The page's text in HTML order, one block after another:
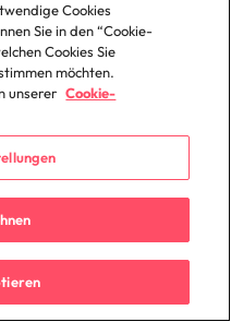
mit
unklar, so dass
der
von Marketo
Sekunden
Cookies
Sie in den “Cookie-
Cookies Sie
möchten.
unserer Cookie-